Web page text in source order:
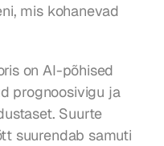
mis kohanevad
on AI-põhised
prognoosivigu ja
Suurte
suurendab samuti